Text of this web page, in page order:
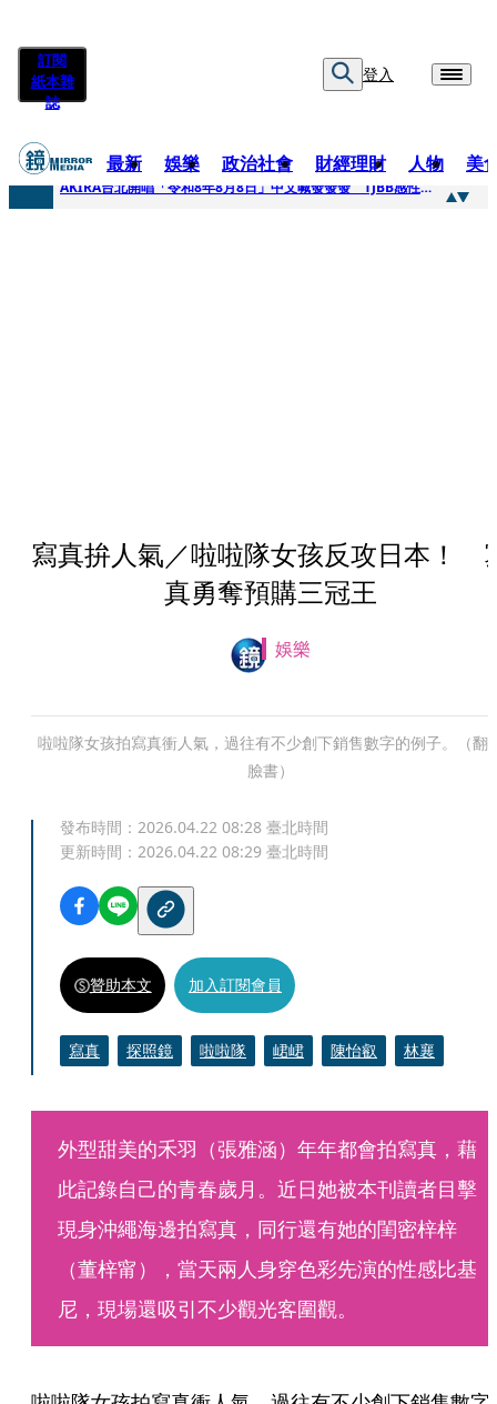
訂閱
紙本雜
誌
登入
最新 娛樂 政治社會 財經理財 人物 美
快訊
AKIRA台北開唱「令和8年8月8日」中文喊發發發 TJBB感性喊「謝謝AKIRA桑」
寫真拚人氣／啦啦隊女孩反攻日本！
真勇奪預購三冠王
娛樂
啦啦隊女孩拍寫真衝人氣，過往有不少創下銷售數字的例子。（翻
臉書）
發布時間： 2026.04.22 08:28 臺北時間
更新時間： 2026.04.22 08:29 臺北時間
贊助本文 加入訂閱會員
寫真 探照鏡 啦啦隊 峮峮 陳怡叡 林襄
外型甜美的禾羽（張雅涵）年年都會拍寫真，藉
此記錄自己的青春歲月。近日她被本刊讀者目擊
現身沖繩海邊拍寫真，同行還有她的閨密梓梓
（董梓甯），當天兩人身穿色彩先演的性感比基
尼，現場還吸引不少觀光客圍觀。